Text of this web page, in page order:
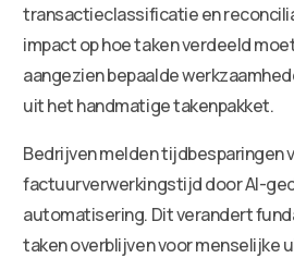
transactieclassificatie en
impact op hoe taken verdeeld
aangezien bepaalde
uit het handmatige takenpakket.
Bedrijven melden tijdbesparingen
factuurverwerkingstijd door AI-
automatisering. Dit verandert
taken overblijven voor menselijke